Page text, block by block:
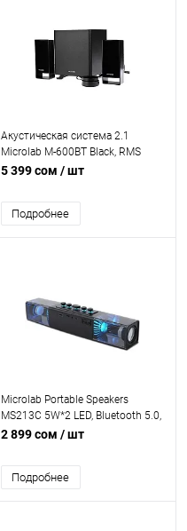
Акустическая система 2.1
Microlab M-600BT Black, RMS
40W (2x20W), Bluetooth 3.0,
75dB
5 399 сом / шт
Подробнее
Microlab Portable Speakers
MS213C 5W*2 LED, Bluetooth 5.0,
microSD,3.5mm Line in, USB, 12V
2 899 сом / шт
Подробнее